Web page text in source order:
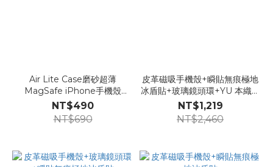
Air Lite Case磨砂超薄
MagSafe iPhone手機殼
Londonimg【D43】
NT$490
NT$690
皮革磁吸手機殼+瞬貼無痕極地
冰盾貼+玻璃鏡頭環+YU 本織長
掛繩【GG47】
NT$1,219
NT$2,460